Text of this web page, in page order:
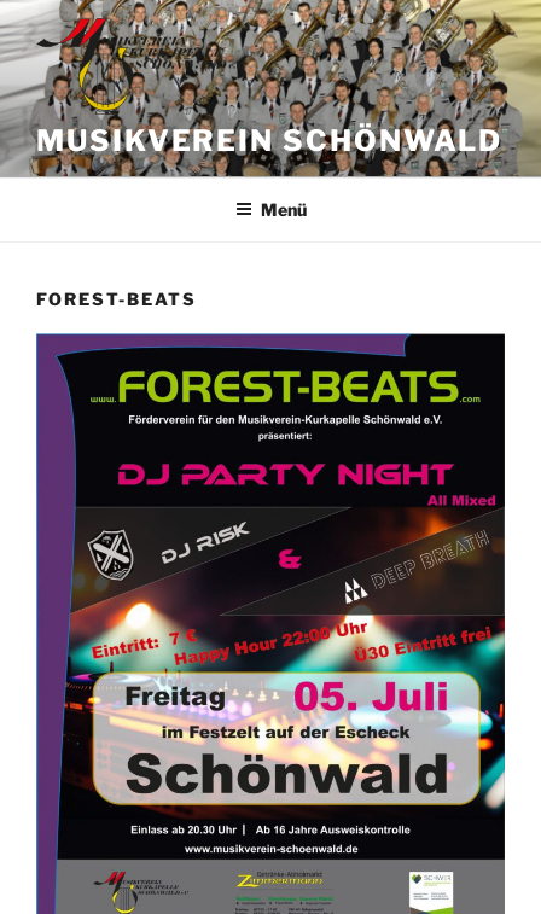
Zum
Inhalt
springen
MUSIKVEREIN SCHÖNWALD
Menü
FOREST-BEATS